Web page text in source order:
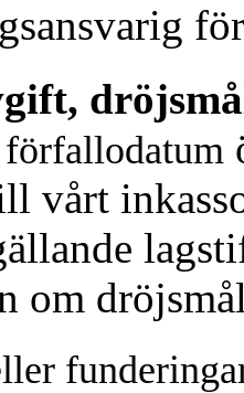
vårt
om